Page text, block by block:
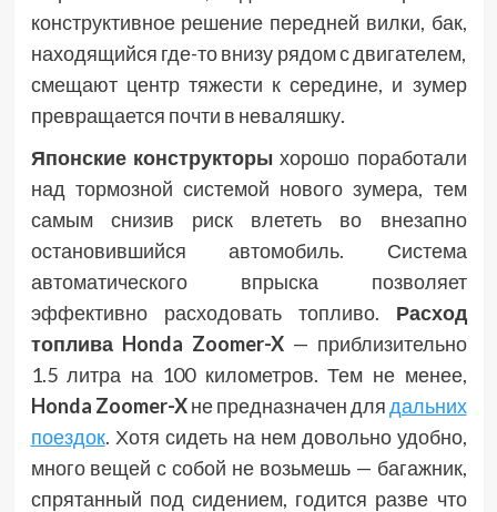
конструктивное решение передней вилки, бак,
находящийся где-то внизу рядом с двигателем,
смещают центр тяжести к середине, и зумер
превращается почти в неваляшку.
Японские конструкторы хорошо поработали
над тормозной системой нового зумера, тем
самым снизив риск влететь во внезапно
остановившийся автомобиль. Система
автоматического впрыска позволяет
эффективно расходовать топливо. Расход
топлива Honda Zoomer-X— приблизительно
1.5 литра на 100 километров. Тем не менее,
Honda Zoomer-Xне предназначен длядальних
поездок. Хотя сидеть на нем довольно удобно,
много вещей с собой не возьмешь — багажник,
спрятанный под сидением, годится разве что